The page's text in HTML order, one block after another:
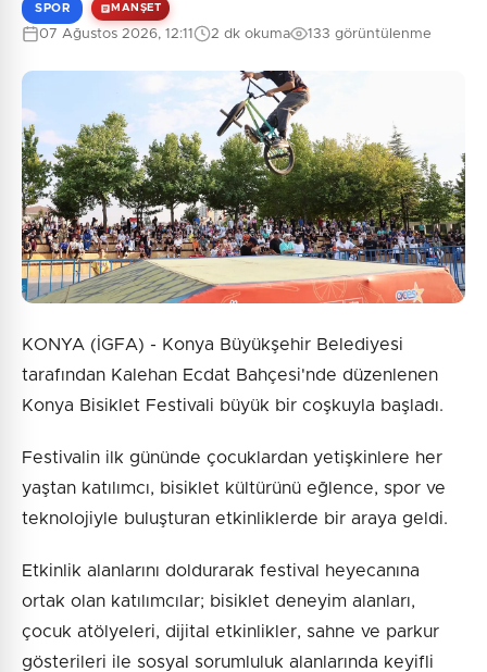
SPOR MANŞET
07 Ağustos 2026, 12:11 2 dk okuma 133 görüntülenme
KONYA (İGFA) - Konya Büyükşehir Belediyesi
tarafından Kalehan Ecdat Bahçesi'nde düzenlenen
Konya Bisiklet Festivali büyük bir coşkuyla başladı.
Festivalin ilk gününde çocuklardan yetişkinlere her
yaştan katılımcı, bisiklet kültürünü eğlence, spor ve
teknolojiyle buluşturan etkinliklerde bir araya geldi.
Etkinlik alanlarını doldurarak festival heyecanına
ortak olan katılımcılar; bisiklet deneyim alanları,
çocuk atölyeleri, dijital etkinlikler, sahne ve parkur
gösterileri ile sosyal sorumluluk alanlarında keyifli